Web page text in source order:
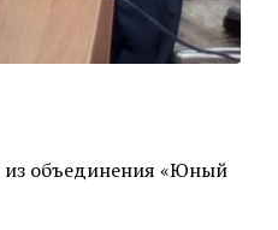
из объединения «Юный